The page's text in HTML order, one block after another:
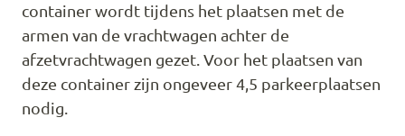
container wordt tijdens het plaatsen met de
armen van de vrachtwagen achter de
afzetvrachtwagen gezet. Voor het plaatsen van
deze container zijn ongeveer 4,5 parkeerplaatsen
nodig.